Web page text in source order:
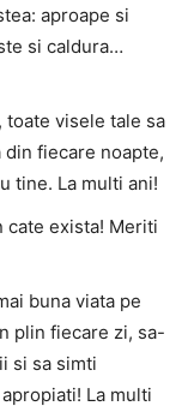
aproape si
si caldura…
visele tale sa
fiecare noapte,
tine. La multi ani!
cate exista! Meriti
buna viata pe
plin fiecare zi, sa-
si sa simti
La multi